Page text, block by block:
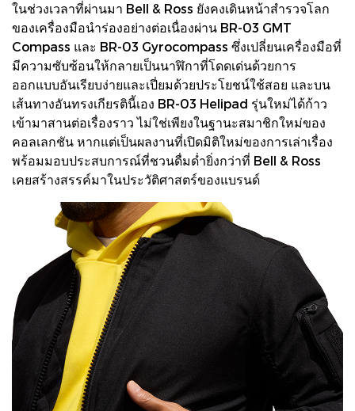
ในช่วงเวลาที่ผ่านมา Bell & Ross ยังคงเดินหน้าสำรวจโลก
ของเครื่องมือนำร่องอย่างต่อเนื่องผ่าน BR-03 GMT
Compass และ BR-03 Gyrocompass ซึ่งเปลี่ยนเครื่องมือที่
มีความซับซ้อนให้กลายเป็นนาฬิกาที่โดดเด่นด้วยการ
ออกแบบอันเรียบง่ายและเปี่ยมด้วยประโยชน์ใช้สอย และบน
เส้นทางอันทรงเกียรตินี้เอง BR-03 Helipad รุ่นใหม่ได้ก้าว
เข้ามาสานต่อเรื่องราว ไม่ใช่เพียงในฐานะสมาชิกใหม่ของ
คอลเลกชัน หากแต่เป็นผลงานที่เปิดมิติใหม่ของการเล่าเรื่อง
พร้อมมอบประสบการณ์ที่ชวนดื่มด่ำยิ่งกว่าที่ Bell & Ross
เคยสร้างสรรค์มาในประวัติศาสตร์ของแบรนด์